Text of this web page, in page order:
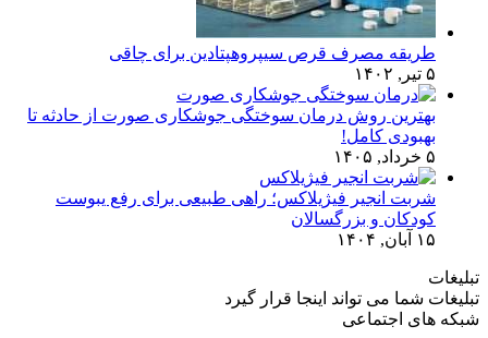
طریقه مصرف قرص سیپروهپتادین برای چاقی
۵ تیر, ۱۴۰۲
بهترین روش درمان سوختگی جوشکاری صورت از حادثه تا
بهبودی کامل!
۵ خرداد, ۱۴۰۵
شربت انجیر فیژیلاکس؛ راهی طبیعی برای رفع یبوست
کودکان و بزرگسالان
۱۵ آبان, ۱۴۰۴
تبلیغات
تبلیغات شما می تواند اینجا قرار گیرد
شبکه های اجتماعی